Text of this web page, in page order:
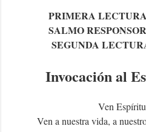
PRIMERA
SALMO
SEGUNDA
Invocación al
Ven
Ven a nuestra vida, a